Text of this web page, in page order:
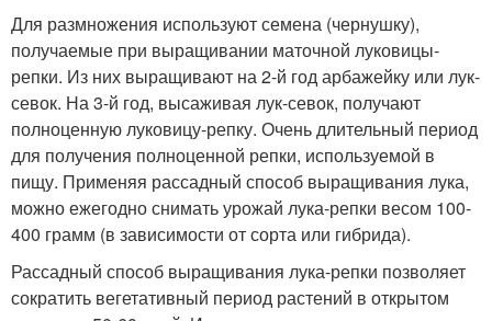
Для размножения используют семена (чернушку),
получаемые при выращивании маточной луковицы-
репки. Из них выращивают на 2-й год арбажейку или лук-
севок. На 3-й год, высаживая лук-севок, получают
полноценную луковицу-репку. Очень длительный период
для получения полноценной репки, используемой в
пищу. Применяя рассадный способ выращивания лука,
можно ежегодно снимать урожай лука-репки весом 100-
400 грамм (в зависимости от сорта или гибрида).
Рассадный способ выращивания лука-репки позволяет
сократить вегетативный период растений в открытом